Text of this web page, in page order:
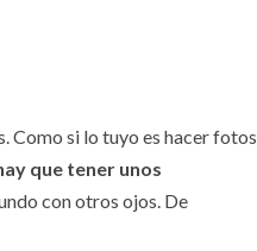
Como si lo tuyo es hacer fotos
que tener unos
con otros ojos. De